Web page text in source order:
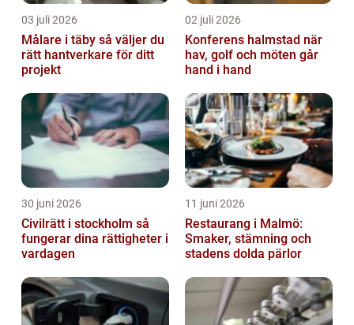
03 juli 2026
Målare i täby så väljer du
rätt hantverkare för ditt
projekt
02 juli 2026
Konferens halmstad när
hav, golf och möten går
hand i hand
30 juni 2026
Civilrätt i stockholm så
fungerar dina rättigheter i
vardagen
11 juni 2026
Restaurang i Malmö:
Smaker, stämning och
stadens dolda pärlor